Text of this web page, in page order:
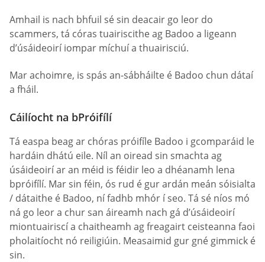
Amhail is nach bhfuil sé sin deacair go leor do
scammers, tá córas tuairiscithe ag Badoo a ligeann
d’úsáideoirí iompar míchuí a thuairisciú.
Mar achoimre, is spás an-sábháilte é Badoo chun dátaí
a fháil.
Cáilíocht na bPróifílí
Tá easpa beag ar chóras próifíle Badoo i gcomparáid le
hardáin dhátú eile. Níl an oiread sin smachta ag
úsáideoirí ar an méid is féidir leo a dhéanamh lena
bpróifílí. Mar sin féin, ós rud é gur ardán meán sóisialta
/ dátaithe é Badoo, ní fadhb mhór í seo. Tá sé níos mó
ná go leor a chur san áireamh nach gá d’úsáideoirí
miontuairiscí a chaitheamh ag freagairt ceisteanna faoi
pholaitíocht nó reiligiúin. Measaimid gur gné gimmick é
sin.